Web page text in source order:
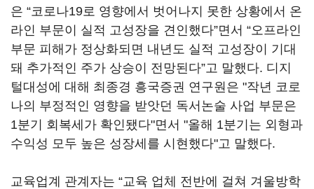
은 “코로나19로 영향에서 벗어나지 못한 상황에서 온
라인 부문이 실적 고성장을 견인했다”면서 “오프라인
부문 피해가 정상화되면 내년도 실적 고성장이 기대
돼 추가적인 주가 상승이 전망된다”고 말했다. 디지
털대성에 대해 최종경 흥국증권 연구원은 "작년 코로
나의 부정적인 영향을 받앗던 독서논술 사업 부문은
1분기 회복세가 확인됐다"면서 "올해 1분기는 외형과
수익성 모두 높은 성장세를 시현했다"고 말했다.
교육업계 관계자는 “교육 업체 전반에 걸쳐 겨울방학